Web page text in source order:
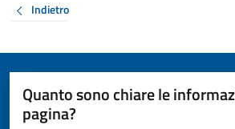
Indietro
Quanto sono chiare le
pagina?